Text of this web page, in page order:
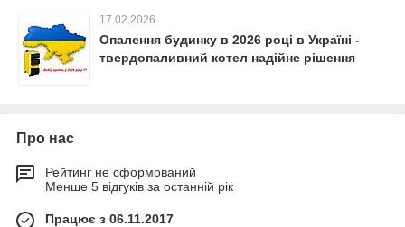
17.02.2026
Опалення будинку в 2026 році в Україні -
твердопаливний котел надійне рішення
Про нас
Рейтинг не сформований
Менше 5 відгуків за останній рік
Працює з 06.11.2017